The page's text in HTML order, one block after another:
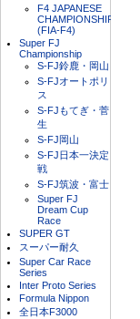
F4 JAPANESE
CHAMPIONSHIP
(FIA-F4)
Super FJ
Championship
S-FJ鈴鹿・岡山
S-FJオートポリ
ス
S-FJもてぎ・菅
生
S-FJ岡山
S-FJ日本一決定
戦
S-FJ筑波・富士
Super FJ
Dream Cup
Race
SUPER GT
スーパー耐久
Super Car Race
Series
Inter Proto Series
Formula Nippon
全日本F3000